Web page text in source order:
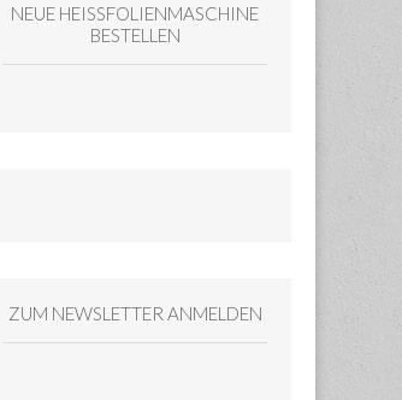
NEUE HEISSFOLIENMASCHINE
BESTELLEN
ZUM NEWSLETTER ANMELDEN